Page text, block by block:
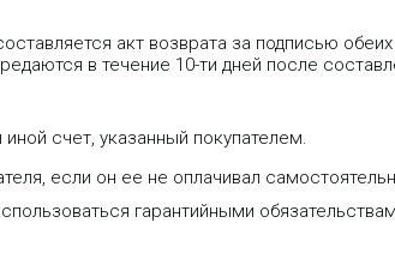
акт возврата за подписью
в течение 10-ти дней после
счет, указанный покупателем.
если он ее не оплачивал
гарантийными